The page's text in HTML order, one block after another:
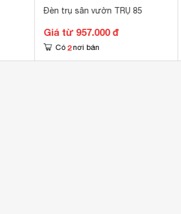
Đèn trụ sân vườn TRỤ 85
Giá từ 957.000 đ
Có 2 nơi bán